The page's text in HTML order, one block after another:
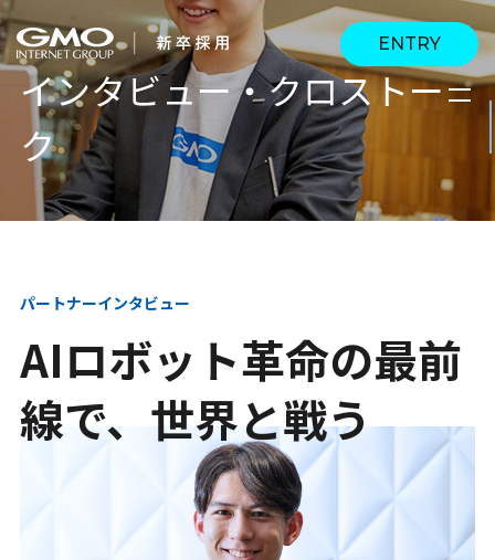
ENTRY
会社を知る
企業情報 CEOメッセージ
インタビュー・クロス
働く環境
待遇・福利厚生 人財育成制度
オフィスツアー 社内イベント
AI活用
AI活用環境 AI活用ブログ
インターンシップ・説
明会
インタビュー・クロストー
ク
パートナーインタビュー
AIロボット革命の最前
線で、世界と戦う